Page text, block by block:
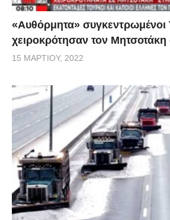
«Αυθόρμητα» συγκεντρωμένοι
χειροκρότησαν τον
15 ΜΑΡΤΊΟΥ, 2022